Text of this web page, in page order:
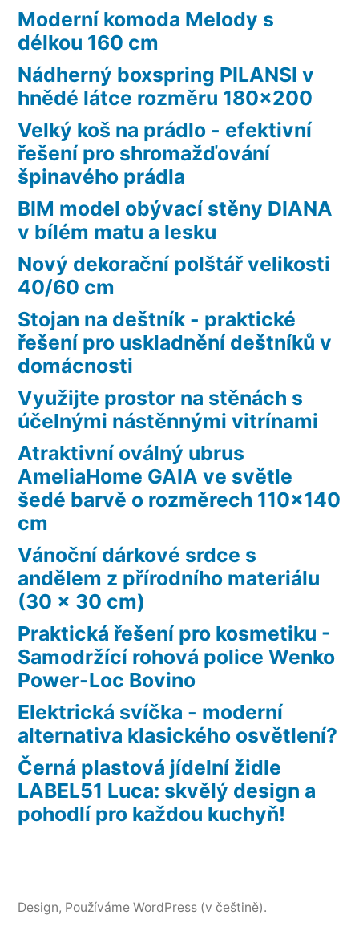
Moderní komoda Melody s
délkou 160 cm
Nádherný boxspring PILANSI v
hnědé látce rozměru 180×200
Velký koš na prádlo - efektivní
řešení pro shromažďování
špinavého prádla
BIM model obývací stěny DIANA
v bílém matu a lesku
Nový dekorační polštář velikosti
40/60 cm
Stojan na deštník - praktické
řešení pro uskladnění deštníků v
domácnosti
Využijte prostor na stěnách s
účelnými nástěnnými vitrínami
Atraktivní oválný ubrus
AmeliaHome GAIA ve světle
šedé barvě o rozměrech 110×140
cm
Vánoční dárkové srdce s
andělem z přírodního materiálu
(30 x 30 cm)
Praktická řešení pro kosmetiku -
Samodržící rohová police Wenko
Power-Loc Bovino
Elektrická svíčka - moderní
alternativa klasického osvětlení?
Černá plastová jídelní židle
LABEL51 Luca: skvělý design a
pohodlí pro každou kuchyň!
Design, Používáme WordPress (v češtině).